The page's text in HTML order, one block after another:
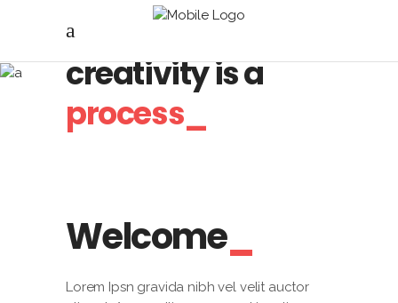
Believe, any
creativity is a
process_
Welcome
Lorem Ipsn gravida nibh vel velit auctor